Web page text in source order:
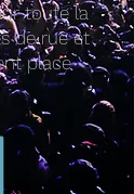
toute la
de rue et
place